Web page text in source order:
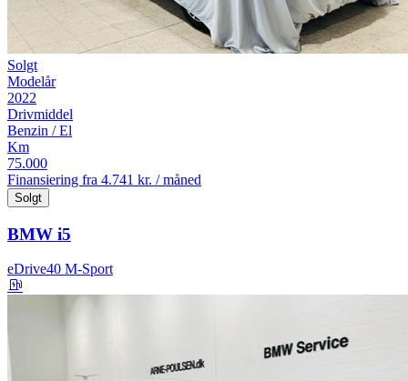
Solgt
Modelår
2022
Drivmiddel
Benzin / El
Km
75.000
Finansiering fra 4.741 kr. / måned
Solgt
BMW i5
eDrive40 M-Sport